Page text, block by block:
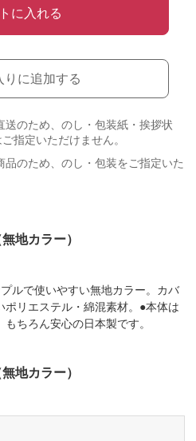
に入れる
りに追加する
のため、のし・包装紙・挨拶状
指定いただけません。
のため、のし・包装をご指定いた
地カラー）
ルで使いやすい無地カラー。カバ
ポリエステル・綿混素材。●本体は
ちろん安心の日本製です。
地カラー）